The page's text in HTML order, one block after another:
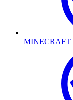
MINECRAFT